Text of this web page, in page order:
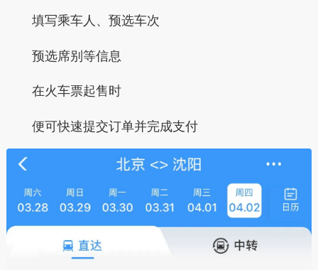
填写乘车人、预选车次
预选席别等信息
在火车票起售时
便可快速提交订单并完成支付